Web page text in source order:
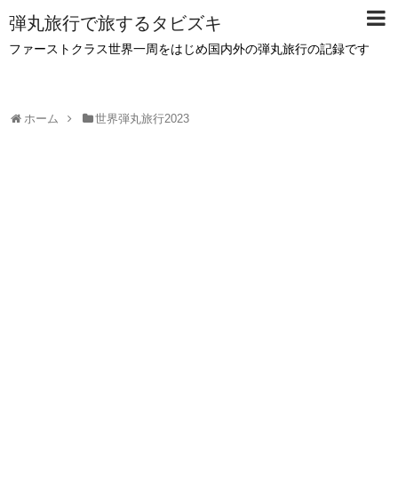
弾丸旅行で旅するタビズキ
ファーストクラス世界一周をはじめ国内外の弾丸旅行の記録です
ホーム 世界弾丸旅行2023